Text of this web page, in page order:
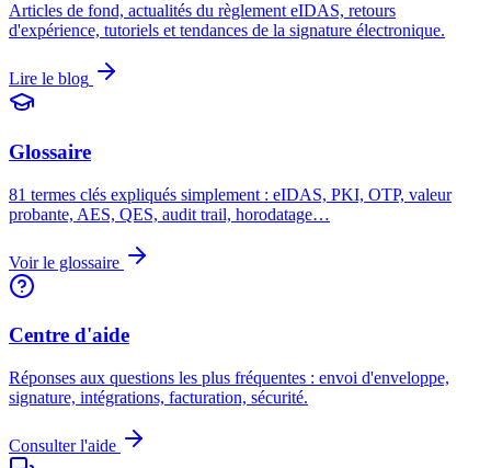
Articles de fond, actualités du règlement eIDAS, retours
d'expérience, tutoriels et tendances de la signature électronique.
Lire le blog
Glossaire
81 termes clés expliqués simplement : eIDAS, PKI, OTP, valeur
probante, AES, QES, audit trail, horodatage…
Voir le glossaire
Centre d'aide
Réponses aux questions les plus fréquentes : envoi d'enveloppe,
signature, intégrations, facturation, sécurité.
Consulter l'aide